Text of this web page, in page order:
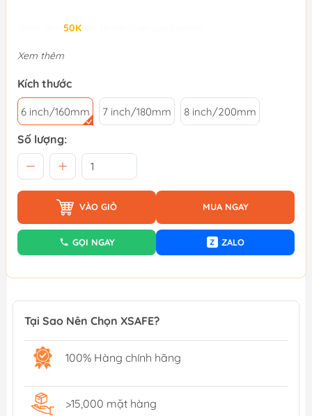
50K
Xem thêm
Kích thước
6 inch/160mm 7 inch/180mm 8 inch/200mm
Số lượng:
VÀO GIỎ MUA NGAY
GỌI NGAY Z ZALO
Tại Sao Nên Chọn XSAFE?
100% Hàng chính hãng
>15,000 mặt hàng